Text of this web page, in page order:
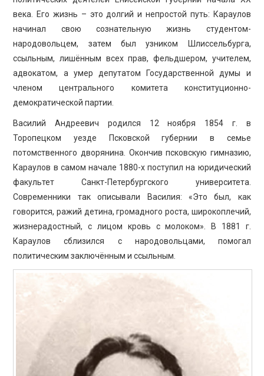
ПРОСВЕЩЕНИЕ
века. Его жизнь – это долгий и непростой путь: Караулов
начинал свою сознательную жизнь студентом-
народовольцем, затем был узником Шлиссельбурга,
ссыльным, лишённым всех прав, фельдшером, учителем,
адвокатом, а умер депутатом Государственной думы и
членом центрального комитета конституционно-
демократической партии.
Василий Андреевич родился 12 ноября 1854 г. в
Торопецком уезде Псковской губернии в семье
потомственного дворянина. Окончив псковскую гимназию,
Караулов в самом начале 1880-х поступил на юридический
факультет Санкт-Петербургского университета.
Современники так описывали Василия: «Это был, как
говорится, ражий детина, громадного роста, широкоплечий,
жизнерадостный, с лицом кровь с молоком». В 1881 г.
Караулов сблизился с народовольцами, помогал
политическим заключённым и ссыльным.